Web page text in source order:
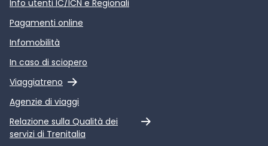
Info utenti IC/ICN e Regionali
Pagamenti online
Infomobilità
In caso di sciopero
Viaggiatreno
Link esterno
Agenzie di viaggi
Relazione sulla Qualità dei
servizi di Trenitalia
Link esterno